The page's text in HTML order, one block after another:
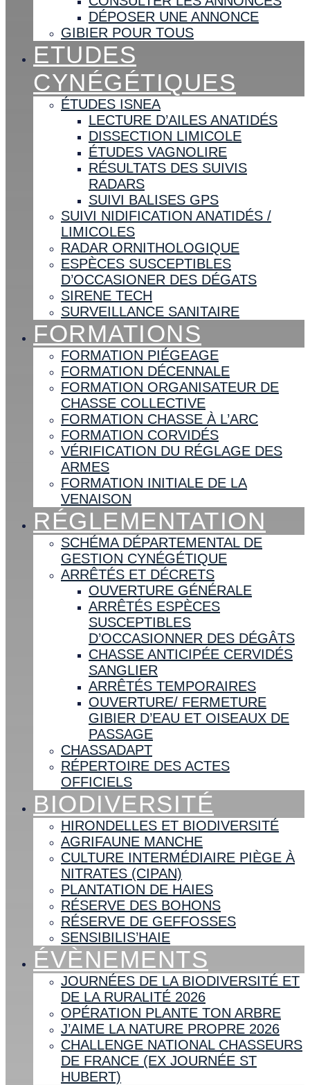
DÉPOSER UNE ANNONCE
GIBIER POUR TOUS
ETUDES
CYNÉGÉTIQUES
ÉTUDES ISNEA
LECTURE D’AILES ANATIDÉS
DISSECTION LIMICOLE
ÉTUDES VAGNOLIRE
RÉSULTATS DES SUIVIS
RADARS
SUIVI BALISES GPS
SUIVI NIDIFICATION ANATIDÉS /
LIMICOLES
RADAR ORNITHOLOGIQUE
ESPÈCES SUSCEPTIBLES
D’OCCASIONER DES DÉGATS
SIRENE TECH
SURVEILLANCE SANITAIRE
FORMATIONS
FORMATION PIÉGEAGE
FORMATION DÉCENNALE
FORMATION ORGANISATEUR DE
CHASSE COLLECTIVE
FORMATION CHASSE À L’ARC
FORMATION CORVIDÉS
VÉRIFICATION DU RÉGLAGE DES
ARMES
FORMATION INITIALE DE LA
VENAISON
RÉGLEMENTATION
SCHÉMA DÉPARTEMENTAL DE
GESTION CYNÉGÉTIQUE
ARRÊTÉS ET DÉCRETS
OUVERTURE GÉNÉRALE
ARRÊTÉS ESPÈCES
SUSCEPTIBLES
D’OCCASIONNER DES DÉGÂTS
CHASSE ANTICIPÉE CERVIDÉS
SANGLIER
ARRÊTÉS TEMPORAIRES
OUVERTURE/ FERMETURE
GIBIER D’EAU ET OISEAUX DE
PASSAGE
CHASSADAPT
RÉPERTOIRE DES ACTES
OFFICIELS
BIODIVERSITÉ
HIRONDELLES ET BIODIVERSITÉ
AGRIFAUNE MANCHE
CULTURE INTERMÉDIAIRE PIÈGE À
NITRATES (CIPAN)
PLANTATION DE HAIES
RÉSERVE DES BOHONS
RÉSERVE DE GEFFOSSES
SENSIBILIS’HAIE
ÉVÈNEMENTS
JOURNÉES DE LA BIODIVERSITÉ ET
DE LA RURALITÉ 2026
OPÉRATION PLANTE TON ARBRE
J’AIME LA NATURE PROPRE 2026
CHALLENGE NATIONAL CHASSEURS
DE FRANCE (EX JOURNÉE ST
HUBERT)